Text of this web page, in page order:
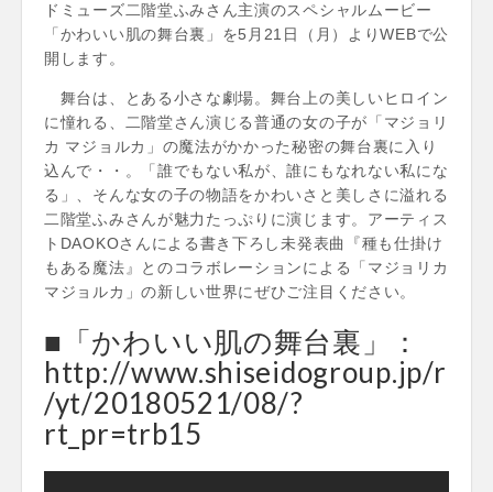
ドミューズ二階堂ふみさん主演のスペシャルムービー
「かわいい肌の舞台裏」を5月21日（月）よりWEBで公
開します。
舞台は、とある小さな劇場。舞台上の美しいヒロイン
に憧れる、二階堂さん演じる普通の女の子が「マジョリ
カ マジョルカ」の魔法がかかった秘密の舞台裏に入り
込んで・・。「誰でもない私が、誰にもなれない私にな
る」、そんな女の子の物語をかわいさと美しさに溢れる
二階堂ふみさんが魅力たっぷりに演じます。アーティス
トDAOKOさんによる書き下ろし未発表曲『種も仕掛け
もある魔法』とのコラボレーションによる「マジョリカ
マジョルカ」の新しい世界にぜひご注目ください。
■「かわいい肌の舞台裏」：
http://www.shiseidogroup.jp/r
/yt/20180521/08/?
rt_pr=trb15